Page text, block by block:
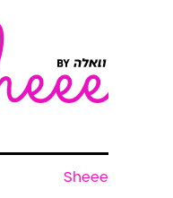
Sheee